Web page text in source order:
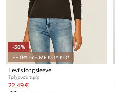
-50%
ΕΞΤΡΑ -5% ΜΕ ΚΩΔΙΚΟ*
Levi's longsleeve
Τρέχουσα τιμή:
22,49 €